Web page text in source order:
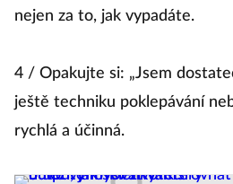
nejen za to, jak vypadáte.
4 / Opakujte si: „Jsem
ještě techniku poklepávání
rychlá a účinná.